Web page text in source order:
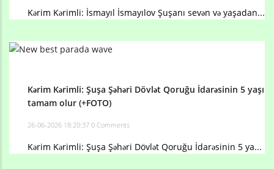
Kərim Kərimli: İsmayıl İsmayılov Şuşanı sevən və yaşadan...
Kərim Kərimli: Şuşa Şəhəri Dövlət Qoruğu İdarəsinin 5 yaşı
tamam olur (+FOTO)
26-06-2026 18:20:37 0 Comments
Kərim Kərimli: Şuşa Şəhəri Dövlət Qoruğu İdarəsinin 5 ya...